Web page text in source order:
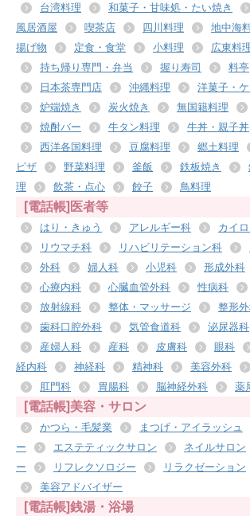
台湾料理
和菓子・甘味処・たい焼き
風居酒屋
喫茶店 四川料理 地中海
揚げ物
定食・食堂 小料理 広東料
持ち帰り専門・弁当
握り寿司 料亭
日本茶専門店
沖縄料理 洋菓子・
炉端焼き
炭火焼き 無国籍料理
焼酎バー
牛タン料理 牛丼・親子丼
西洋各国料理
豆腐料理 郷土料理
ピザ
野菜料理 釜飯 鉄板焼き
理
飲茶・点心 餃子 鳥料理
[電話帳]医者等
はり・きゅう アレルギー科
カイ
リウマチ科
リハビリテーション科
外科
婦人科 小児科 形成外科
心療内科
心臓血管外科 性病科
放射線科
整体・マッサージ 整形
歯科口腔外科
気管食道科 泌尿器科
産婦人科
産科 皮膚科 眼科
経内科
神経科 精神科 美容外科
肛門科
胃腸科 脳神経外科 薬
[電話帳]美容・サロン
かつら・毛髪業 まつげ・アイラッシュ
ー
エステティックサロン ネイルサロン
ー
リフレクソロジー リラクゼーション
美容アドバイザー
[電話帳]銭湯・浴場